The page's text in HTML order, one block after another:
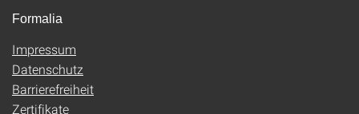
Formalia
Impressum
Datenschutz
Barrierefreiheit
Zertifikate